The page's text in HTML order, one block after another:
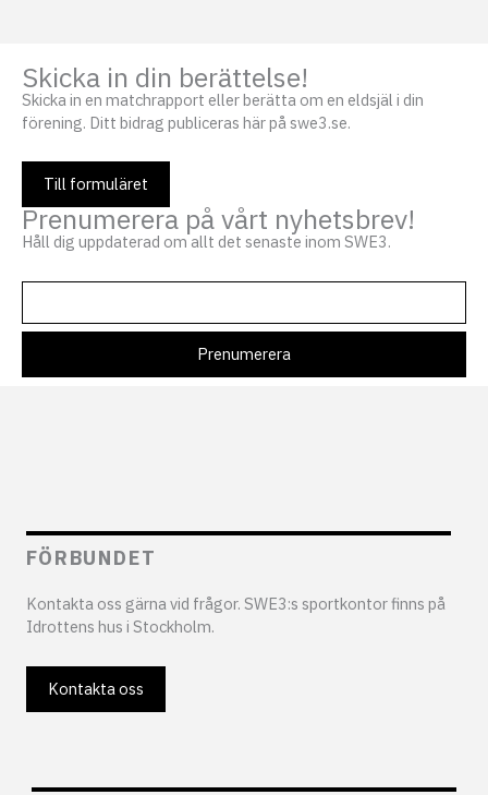
Skicka in din berättelse!
Skicka in en matchrapport eller berätta om en eldsjäl i din
förening. Ditt bidrag publiceras här på swe3.se.
Till formuläret
Prenumerera på vårt nyhetsbrev!
Håll dig uppdaterad om allt det senaste inom SWE3.
FÖRBUNDET
Kontakta oss gärna vid frågor. SWE3:s sportkontor finns på
Idrottens hus i Stockholm.
Kontakta oss